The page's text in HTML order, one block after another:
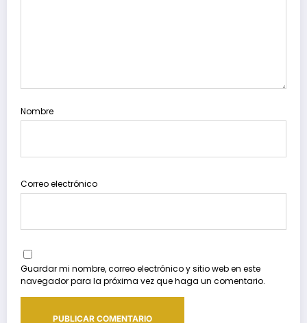
Nombre
Correo electrónico
Guardar mi nombre, correo electrónico y sitio web en este
navegador para la próxima vez que haga un comentario.